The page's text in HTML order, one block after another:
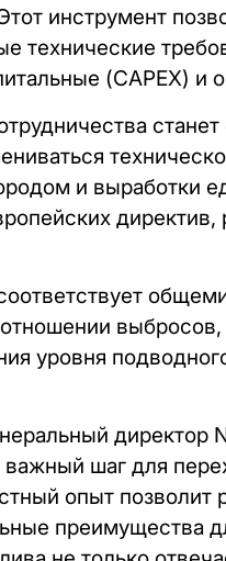
инструмент
технические
(CAPEX) и
и выработки
отношении
уровня
директор
шаг для
опыт
преимущества